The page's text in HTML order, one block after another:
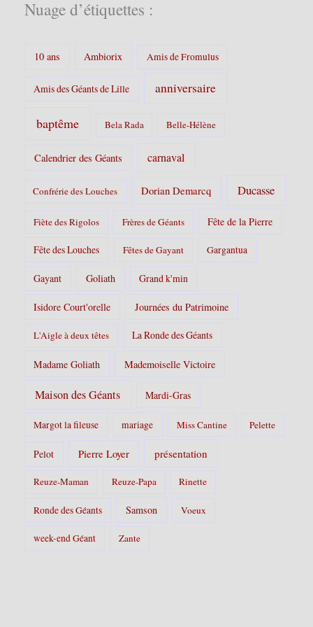
Nuage d’étiquettes :
10 ans Ambiorix Amis de Fromulus
Amis des Géants de Lille anniversaire
baptême Bela Rada Belle-Hélène
Calendrier des Géants carnaval
Confrérie des Louches Dorian Demarcq Ducasse
Fiète des Rigolos Frères de Géants Fête de la Pierre
Fête des Louches Fêtes de Gayant Gargantua
Gayant Goliath Grand k'min
Isidore Court'orelle Journées du Patrimoine
L'Aigle à deux têtes La Ronde des Géants
Madame Goliath Mademoiselle Victoire
Maison des Géants Mardi-Gras
Margot la fileuse mariage Miss Cantine Pelette
Pelot Pierre Loyer présentation
Reuze-Maman Reuze-Papa Rinette
Ronde des Géants Samson Voeux
week-end Géant Zante